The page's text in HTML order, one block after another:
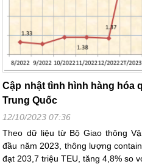
Cập nhật tình hình hàng hóa
Trung Quốc
12/10/2023 07:36
Theo dữ liệu từ Bộ Giao thông
đầu năm 2023, thông lượng
đạt 203,7 triệu TEU, tăng 4,8% so